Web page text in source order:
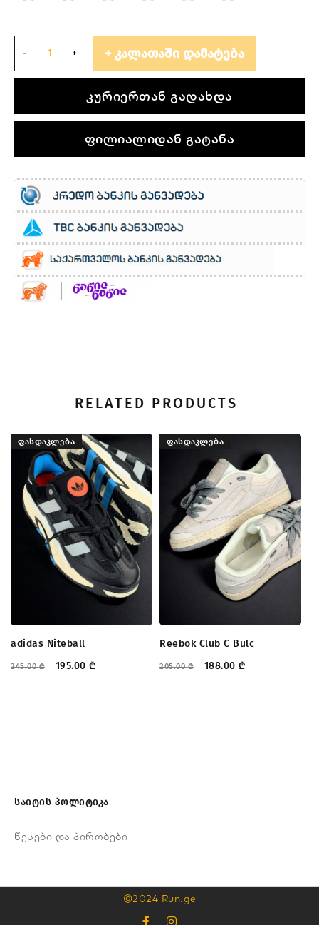
ᲙᲐᲚᲐᲗᲐᲨᲘ ᲓᲐᲛᲐᲢᲔᲑᲐ
კურიერთან გადახდა
ფილიალიდან გატანა
RELATED PRODUCTS
ᲤᲐᲡᲓᲐᲙᲚᲔᲑᲐ
adidas Niteball
245.00₾ 195.00 ₾
ᲤᲐᲡᲓᲐᲙᲚᲔᲑᲐ
Reebok Club C Bulc
205.00₾ 188.00 ₾
საიტის პოლიტიკა
წესები და პირობები
©2024 Run.ge